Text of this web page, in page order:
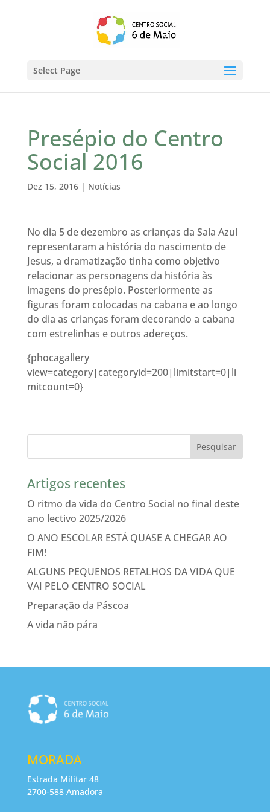
Select Page
Presépio do Centro
Social 2016
Dez 15, 2016| Notícias
No dia 5 de dezembro as crianças da Sala Azul
representaram a história do nascimento de
Jesus, a dramatização tinha como objetivo
relacionar as personagens da história às
imagens do presépio. Posteriormente as
figuras foram colocadas na cabana e ao longo
do dia as crianças foram decorando a cabana
com estrelinhas e outros adereços.
{phocagallery
view=category|categoryid=200|limitstart=0|li
mitcount=0}
Artigos recentes
O ritmo da vida do Centro Social no final deste
ano lectivo 2025/2026
O ANO ESCOLAR ESTÁ QUASE A CHEGAR AO
FIM!
ALGUNS PEQUENOS RETALHOS DA VIDA QUE
VAI PELO CENTRO SOCIAL
Preparação da Páscoa
A vida não pára
MORADA
Estrada Militar 48
2700-588 Amadora